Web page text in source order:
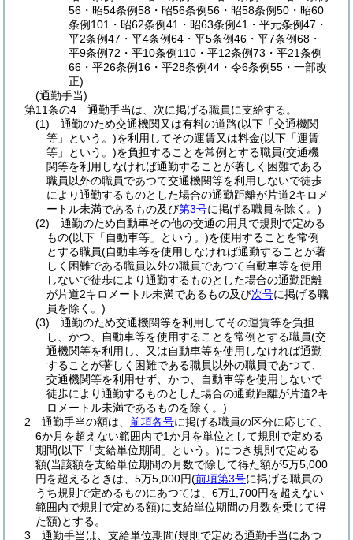
56・昭54条例58・昭56条例56・昭58条例50・昭60
条例101・昭62条例41・昭63条例41・平元条例47・
平2条例47・平4条例64・平5条例46・平7条例68・
平9条例72・平10条例110・平12条例73・平21条例
66・平26条例16・平28条例44・令6条例55・一部改
正)
(通勤手当)
第11条の4
通勤手当は、次に掲げる職員に支給する。
(1)
通勤のため交通機関又は有料の道路(以下「交通機関
等」という。)を利用してその運賃又は料金(以下「運賃
等」という。)を負担することを常例とする職員(交通機
関等を利用しなければ通勤することが著しく困難である
職員以外の職員であつて交通機関等を利用しないで徒歩
により通勤するものとした場合の通勤距離が片道2キロメ
ートル未満であるもの及び第3号に掲げる職員を除く。)
(2)
通勤のため自動車その他の交通の用具で規則で定める
もの(以下「自動車等」という。)を使用することを常例
とする職員(自動車等を使用しなければ通勤することが著
しく困難である職員以外の職員であつて自動車等を使用
しないで徒歩により通勤するものとした場合の通勤距離
が片道2キロメートル未満であるもの及び次号に掲げる職
員を除く。)
(3)
通勤のため交通機関等を利用してその運賃等を負担
し、かつ、自動車等を使用することを常例とする職員(交
通機関等を利用し、又は自動車等を使用しなければ通勤
することが著しく困難である職員以外の職員であつて、
交通機関等を利用せず、かつ、自動車等を使用しないで
徒歩により通勤するものとした場合の通勤距離が片道2キ
ロメートル未満であるものを除く。)
2
通勤手当の額は、 前項各号に掲げる職員の区分に応じて、
6か月を超えない範囲内で1か月を単位として規則で定める
期間(以下「支給単位期間」という。)につき規則で定める
額(当該額を支給単位期間の月数で除して得た額が5万5,000
円を超えるときは、5万5,000円(前項第3号に掲げる職員の
うち規則で定めるものにあつては、6万1,700円を超えない
範囲内で規則で定める額)に支給単位期間の月数を乗じて得
た額)とする。
3
通勤手当は、支給単位期間(規則で定める通勤手当にあつ